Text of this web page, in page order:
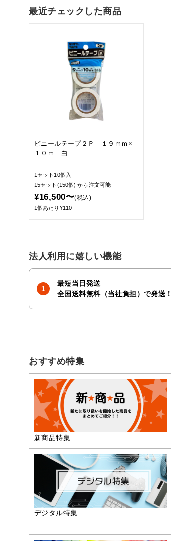
最近チェックした商品
ビニールテープ２Ｐ １９ｍｍ×
１０ｍ 白
1セット10個入
15セット(150個)から注文可能
¥16,500〜(税込)
1個あたり¥110
法人利用に嬉しい機能
最短当日発送
全国送料無料（当社負担）で発送！
おすすめ特集
新商品特集
デジタル特集